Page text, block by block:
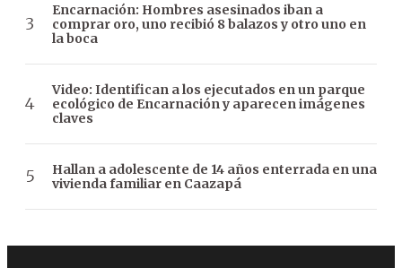
Encarnación: Hombres asesinados iban a
comprar oro, uno recibió 8 balazos y otro uno en
la boca
Video: Identifican a los ejecutados en un parque
ecológico de Encarnación y aparecen imágenes
claves
Hallan a adolescente de 14 años enterrada en una
vivienda familiar en Caazapá